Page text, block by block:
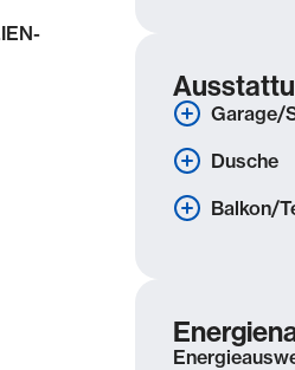
Garage/
Dusche
Balkon/